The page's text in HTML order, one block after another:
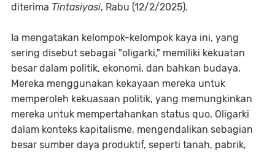
diterima Tintasiyasi, Rabu (12/2/2025).
Ia mengatakan kelompok-kelompok kaya ini, yang
sering disebut sebagai "oligarki," memiliki kekuatan
besar dalam politik, ekonomi, dan bahkan budaya.
Mereka menggunakan kekayaan mereka untuk
memperoleh kekuasaan politik, yang memungkinkan
mereka untuk mempertahankan status quo. Oligarki
dalam konteks kapitalisme, mengendalikan sebagian
besar sumber daya produktif, seperti tanah, pabrik,